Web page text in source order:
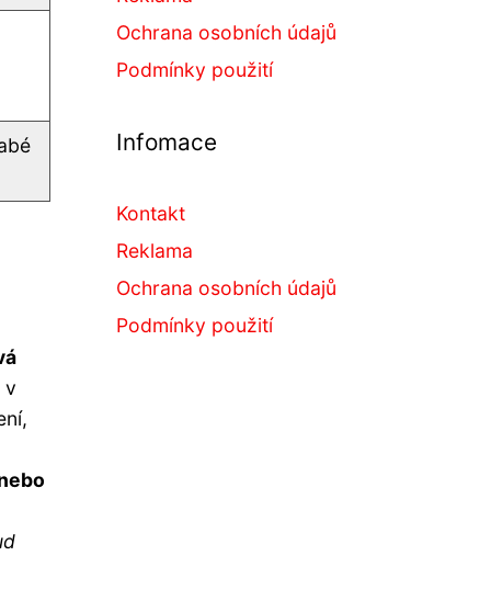
v
Ochrana osobních údajů
Podmínky použití
Infomace
Kontakt
Reklama
Ochrana osobních údajů
Podmínky použití